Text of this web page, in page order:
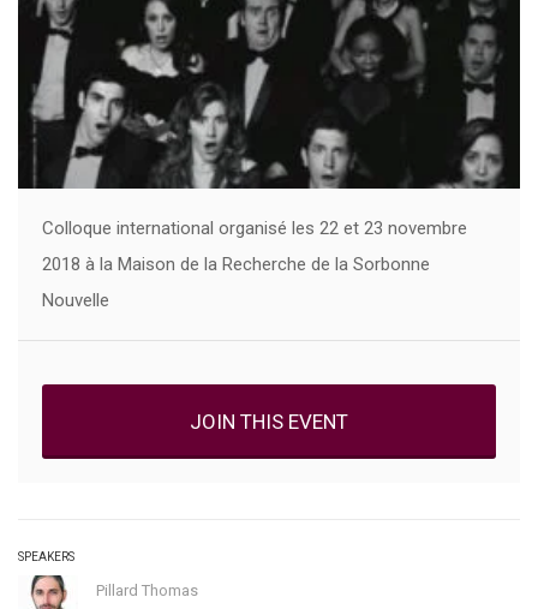
Colloque international organisé les 22 et 23 novembre
2018 à la Maison de la Recherche de la Sorbonne
Nouvelle
JOIN THIS EVENT
SPEAKERS
Pillard Thomas